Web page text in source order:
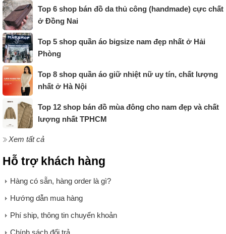
Top 6 shop bán đồ da thủ công (handmade) cực chất
ở Đồng Nai
Top 5 shop quần áo bigsize nam đẹp nhất ở Hải
Phòng
Top 8 shop quần áo giữ nhiệt nữ uy tín, chất lượng
nhất ở Hà Nội
Top 12 shop bán đồ mùa đông cho nam đẹp và chất
lượng nhất TPHCM
Xem tất cả
Hỗ trợ khách hàng
Hàng có sẵn, hàng order là gì?
Hướng dẫn mua hàng
Phí ship, thông tin chuyển khoản